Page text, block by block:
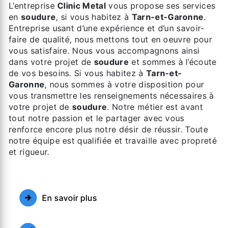
L’entrepriseClinic Metal vous propose ses services
en soudure, si vous habitez à Tarn-et-Garonne.
Entreprise usant d’une expérience et d’un savoir-
faire de qualité, nous mettons tout en oeuvre pour
vous satisfaire. Nous vous accompagnons ainsi
dans votre projet de soudure et sommes à l’écoute
de vos besoins. Si vous habitez à Tarn-et-
Garonne, nous sommes à votre disposition pour
vous transmettre les renseignements nécessaires à
votre projet desoudure. Notre métier est avant
tout notre passion et le partager avec vous
renforce encore plus notre désir de réussir. Toute
notre équipe est qualifiée et travaille avec propreté
et rigueur.
En savoir plus